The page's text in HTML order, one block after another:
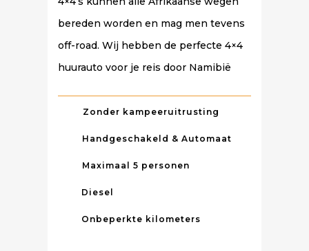
bereden worden en mag men tevens
off-road. Wij hebben de perfecte 4×4
huurauto voor je reis door Namibië
Zonder kampeeruitrusting
Handgeschakeld & Automaat
Maximaal 5 personen
Diesel
Onbeperkte kilometers